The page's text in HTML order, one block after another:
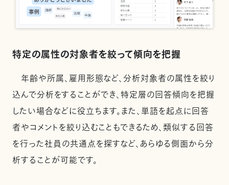
特定の属性の対象者を絞って傾向を把握
年齢や所属、雇用形態など、分析対象者の属性を絞り
込んで分析をすることができ、特定層の回答傾向を把握
したい場合などに役立ちます。また、単語を起点に回答
者やコメントを絞り込むこともできるため、類似する回答
を行った社員の共通点を探すなど、あらゆる側面から分
析することが可能です。